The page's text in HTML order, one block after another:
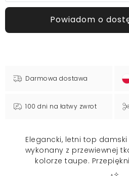
Powiadom o
Darmowa dostawa
100 dni na łatwy zwrot
Elegancki, letni top damski
wykonany z przewiewnej
kolorze taupe.